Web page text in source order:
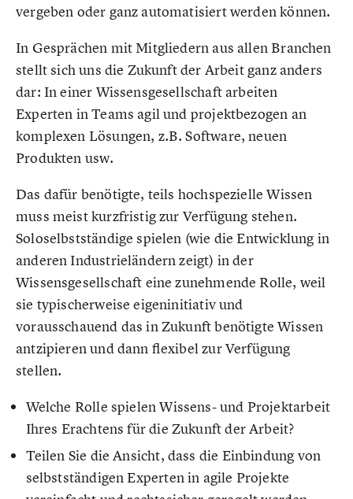
vergeben oder ganz automatisiert werden können.
In Gesprächen mit Mitgliedern aus allen Branchen
stellt sich uns die Zukunft der Arbeit ganz anders
dar: In einer Wissensgesellschaft arbeiten
Experten in Teams agil und projektbezogen an
komplexen Lösungen, z.B. Software, neuen
Produkten usw.
Das dafür benötigte, teils hochspezielle Wissen
muss meist kurzfristig zur Verfügung stehen.
Soloselbstständige spielen (wie die Entwicklung in
anderen Industrieländern zeigt) in der
Wissensgesellschaft eine zunehmende Rolle, weil
sie typischerweise eigeninitiativ und
vorausschauend das in Zukunft benötigte Wissen
antzipieren und dann flexibel zur Verfügung
stellen.
Welche Rolle spielen Wissens- und Projektarbeit
Ihres Erachtens für die Zukunft der Arbeit?
Teilen Sie die Ansicht, dass die Einbindung von
selbstständigen Experten in agile Projekte